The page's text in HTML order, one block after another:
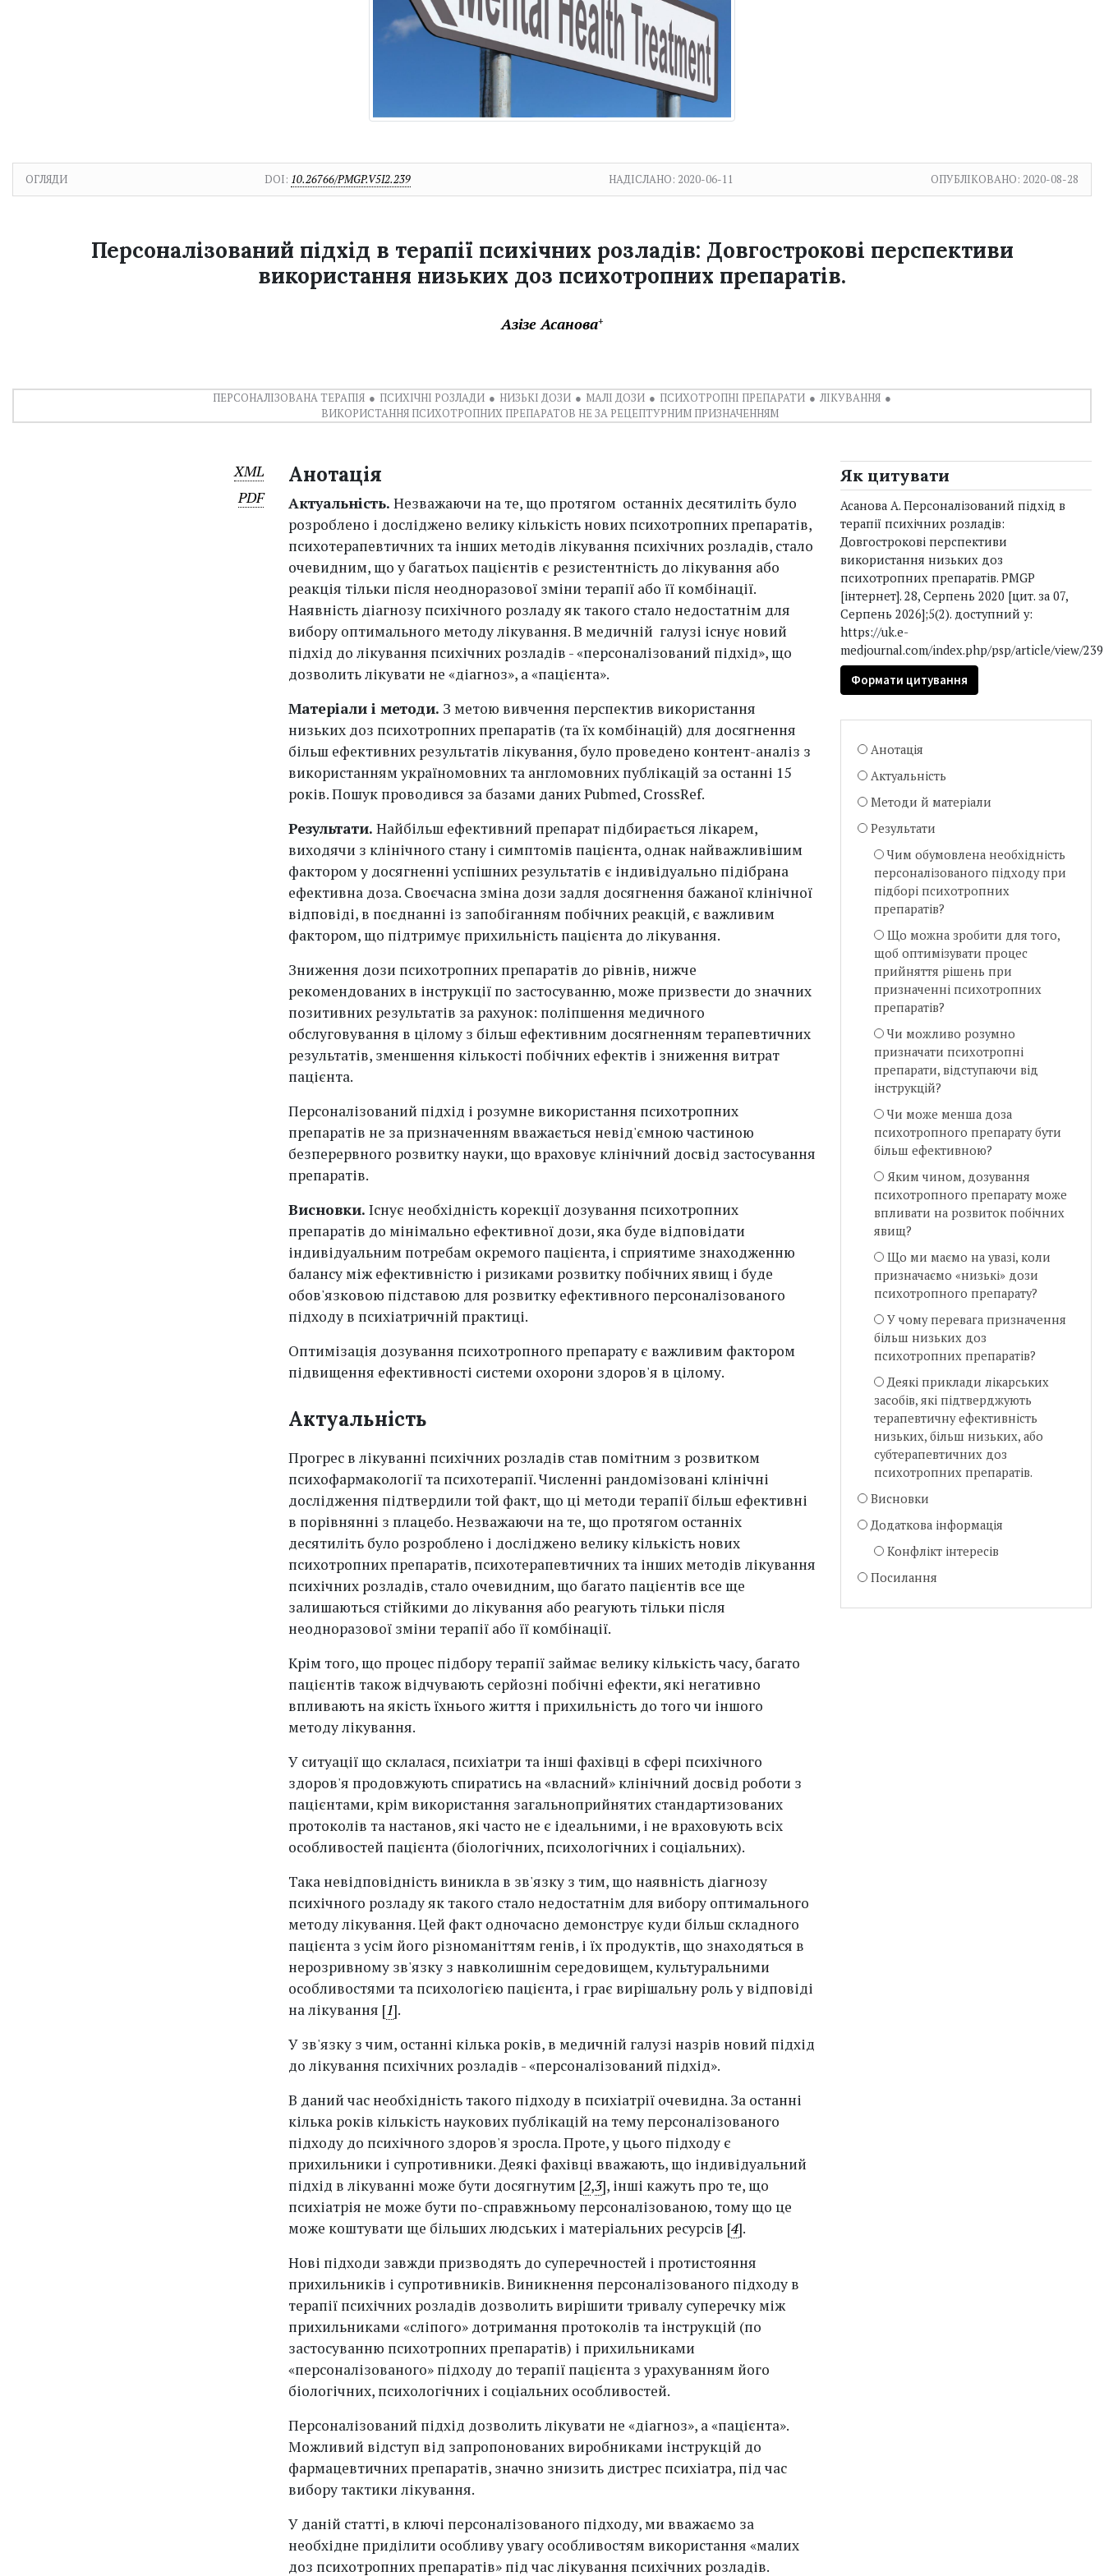
ОГЛЯДИ DOI: 10.26766/PMGP.V5I2.239 НАДІСЛАНО: 2020-06-11 ОПУБЛІКОВАНО: 2020-08-28
Персоналізований підхід в терапії психічних розладів: Довгострокові перспективи
використання низьких доз психотропних препаратів.
Азізе Асанова+
ПЕРСОНАЛІЗОВАНА ТЕРАПІЯ ПСИХІЧНІ РОЗЛАДИ НИЗЬКІ ДОЗИ МАЛІ ДОЗИ ПСИХОТРОПНІ ПРЕПАРАТИ
ЛІКУВАННЯ
ВИКОРИСТАННЯ ПСИХОТРОПНИХ ПРЕПАРАТОВ НЕ ЗА РЕЦЕПТУРНИМ ПРИЗНАЧЕННЯМ
XML
PDF
Анотація
Актуальність. Незважаючи на те, що протягом останніх десятиліть було
розроблено і досліджено велику кількість нових психотропних препаратів,
психотерапевтичних та інших методів лікування психічних розладів, стало
очевидним, що у багатьох пацієнтів є резистентність до лікування або
реакція тільки після неодноразової зміни терапії або її комбінації.
Наявність діагнозу психічного розладу як такого стало недостатнім для
вибору оптимального методу лікування. В медичній галузі існує новий
підхід до лікування психічних розладів - «персоналізований підхід», що
дозволить лікувати не «діагноз», а «пацієнта».
Матеріали і методи. З метою вивчення перспектив використання
низьких доз психотропних препаратів (та їх комбінацій) для досягнення
більш ефективних результатів лікування, було проведено контент-аналіз з
використанням україномовних та англомовних публікацій за останні 15
років. Пошук проводився за базами даних Pubmed, CrossRef.
Результати. Найбільш ефективний препарат підбирається лікарем,
виходячи з клінічного стану і симптомів пацієнта, однак найважливішим
фактором у досягненні успішних результатів є індивідуально підібрана
ефективна доза. Своєчасна зміна дози задля досягнення бажаної клінічної
відповіді, в поєднанні із запобіганням побічних реакцій, є важливим
фактором, що підтримує прихильність пацієнта до лікування.
Зниження дози психотропних препаратів до рівнів, нижче
рекомендованих в інструкції по застосуванню, може призвести до значних
позитивних результатів за рахунок: поліпшення медичного
обслуговування в цілому з більш ефективним досягненням терапевтичних
результатів, зменшення кількості побічних ефектів і зниження витрат
пацієнта.
Персоналізований підхід і розумне використання психотропних
препаратів не за призначенням вважається невід'ємною частиною
безперервного розвитку науки, що враховує клінічний досвід застосування
препаратів.
Висновки. Існує необхідність корекції дозування психотропних
препаратів до мінімально ефективної дози, яка буде відповідати
індивідуальним потребам окремого пацієнта, і сприятиме знаходженню
балансу між ефективністю і ризиками розвитку побічних явищ і буде
обов'язковою підставою для розвитку ефективного персоналізованого
підходу в психіатричній практиці.
Оптимізація дозування психотропного препарату є важливим фактором
підвищення ефективності системи охорони здоров'я в цілому.
Актуальність
Прогрес в лікуванні психічних розладів став помітним з розвитком
психофармакології та психотерапії. Численні рандомізовані клінічні
дослідження підтвердили той факт, що ці методи терапії більш ефективні
в порівнянні з плацебо. Незважаючи на те, що протягом останніх
десятиліть було розроблено і досліджено велику кількість нових
психотропних препаратів, психотерапевтичних та інших методів лікування
психічних розладів, стало очевидним, що багато пацієнтів все ще
залишаються стійкими до лікування або реагують тільки після
неодноразової зміни терапії або її комбінації.
Крім того, що процес підбору терапії займає велику кількість часу, багато
пацієнтів також відчувають серйозні побічні ефекти, які негативно
впливають на якість їхнього життя і прихильність до того чи іншого
методу лікування.
У ситуації що склалася, психіатри та інші фахівці в сфері психічного
здоров'я продовжують спиратись на «власний» клінічний досвід роботи з
пацієнтами, крім використання загальноприйнятих стандартизованих
протоколів та настанов, які часто не є ідеальними, і не враховують всіх
особливостей пацієнта (біологічних, психологічних і соціальних).
Така невідповідність виникла в зв'язку з тим, що наявність діагнозу
психічного розладу як такого стало недостатнім для вибору оптимального
методу лікування. Цей факт одночасно демонструє куди більш складного
пацієнта з усім його різноманіттям генів, і їх продуктів, що знаходяться в
нерозривному зв'язку з навколишнім середовищем, культуральними
особливостями та психологією пацієнта, і грає вирішальну роль у відповіді
на лікування [1].
У зв'язку з чим, останні кілька років, в медичній галузі назрів новий підхід
до лікування психічних розладів - «персоналізований підхід».
В даний час необхідність такого підходу в психіатрії очевидна. За останні
кілька років кількість наукових публікацій на тему персоналізованого
підходу до психічного здоров'я зросла. Проте, у цього підходу є
прихильники і супротивники. Деякі фахівці вважають, що індивідуальний
підхід в лікуванні може бути досягнутим [2,3], інші кажуть про те, що
психіатрія не може бути по-справжньому персоналізованою, тому що це
може коштувати ще більших людських і матеріальних ресурсів [4].
Нові підходи завжди призводять до суперечностей і протистояння
прихильників і супротивників. Виникнення персоналізованого підходу в
терапії психічних розладів дозволить вирішити тривалу суперечку між
прихильниками «сліпого» дотримання протоколів та інструкцій (по
застосуванню психотропних препаратів) і прихильниками
«персоналізованого» підходу до терапії пацієнта з урахуванням його
біологічних, психологічних і соціальних особливостей.
Персоналізований підхід дозволить лікувати не «діагноз», а «пацієнта».
Можливий відступ від запропонованих виробниками інструкцій до
фармацевтичних препаратів, значно знизить дистрес психіатра, під час
вибору тактики лікування.
У даній статті, в ключі персоналізованого підходу, ми вважаємо за
необхідне приділити особливу увагу особливостям використання «малих
доз психотропних препаратів» під час лікування психічних розладів.
Як цитувати
Асанова А. Персоналізований підхід в
терапії психічних розладів:
Довгострокові перспективи
використання низьких доз
психотропних препаратів. PMGP
[інтернет]. 28, Серпень 2020 [цит. за 07,
Серпень 2026];5(2). доступний у:
https://uk.e-
medjournal.com/index.php/psp/article/view/239
Формати цитування
Анотація
Актуальність
Методи й матеріали
Peзультати
Чим обумовлена необхідність
персоналізованого підходу при
підборі психотропних
препаратів?
Що можна зробити для того,
щоб оптимізувати процес
прийняття рішень при
призначенні психотропних
препаратів?
Чи можливо розумно
призначати психотропні
препарати, відступаючи від
інструкцій?
Чи може менша доза
психотропного препарату бути
більш ефективною?
Яким чином, дозування
психотропного препарату може
впливати на розвиток побічних
явищ?
Що ми маємо на увазі, коли
призначаємо «низькі» дози
психотропного препарату?
У чому перевага призначення
більш низьких доз
психотропних препаратів?
Деякі приклади лікарських
засобів, які підтверджують
терапевтичну ефективність
низьких, більш низьких, або
субтерапевтичних доз
психотропних препаратів.
Висновки
Додаткова інформація
Конфлікт інтересів
Посилання